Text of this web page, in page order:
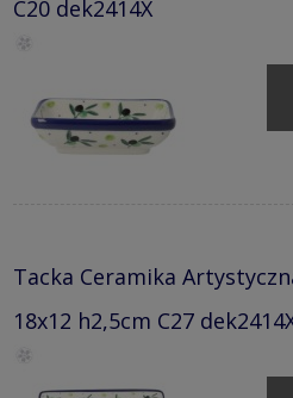
C20 dek2414X
Tacka Ceramika
18x12 h2,5cm C27